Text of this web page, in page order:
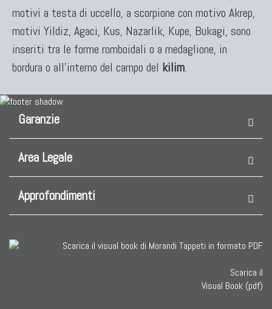
motivi a testa di uccello, a scorpione con motivo Akrep,
motivi Yildiz, Agaci, Kus, Nazarlik, Kupe, Bukagi, sono
inseriti tra le forme romboidali o a medaglione, in
bordura o all'interno del campo del kilim.
Garanzie
Area Legale
Approfondimenti
Scarica il
Visual Book (pdf)